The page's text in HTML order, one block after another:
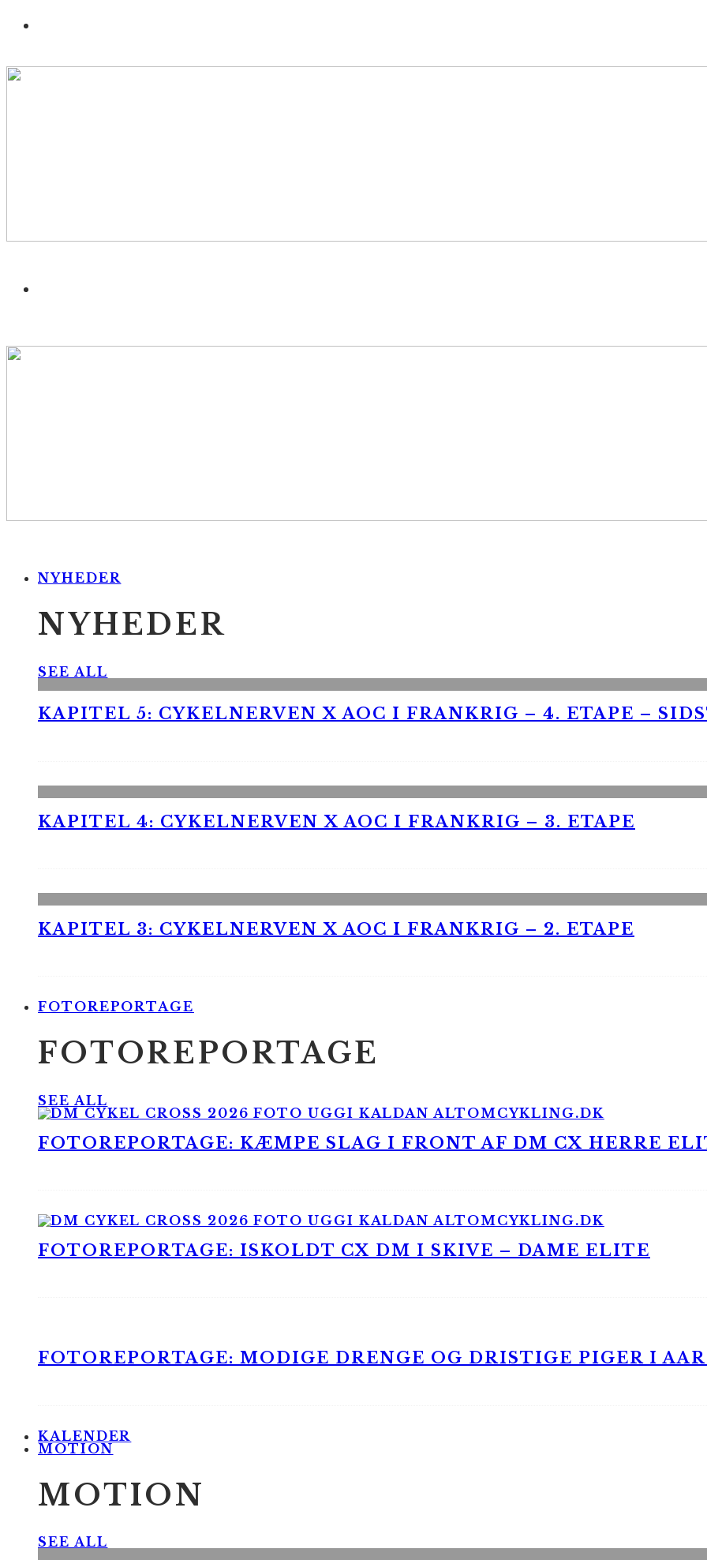
NYHEDER
NYHEDER
SEE ALL
KAPITEL 5: CYKELNERVEN X AOC I FRANKRIG – 4. ETAPE –
KAPITEL 4: CYKELNERVEN X AOC I FRANKRIG – 3. ETAPE
KAPITEL 3: CYKELNERVEN X AOC I FRANKRIG – 2. ETAPE
FOTOREPORTAGE
FOTOREPORTAGE
SEE ALL
FOTOREPORTAGE: KÆMPE SLAG I FRONT AF DM CX HERRE
FOTOREPORTAGE: ISKOLDT CX DM I SKIVE – DAME ELITE
FOTOREPORTAGE: MODIGE DRENGE OG DRISTIGE PIGER I
KALENDER
MOTION
MOTION
SEE ALL